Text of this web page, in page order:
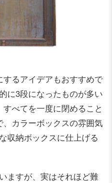
るアイデアもおすすめで
に3段になったものが多い
べてを一度に閉めること
カラーボックスの雰囲気
収納ボックスに仕上げる
ますが、実はそれほど難